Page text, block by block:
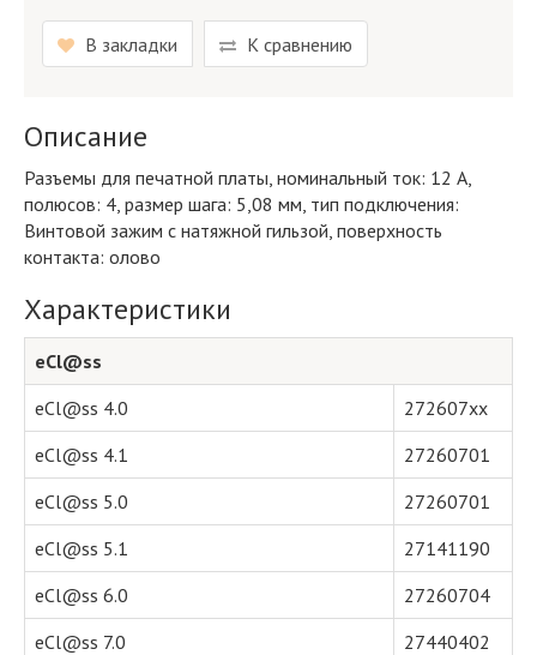
В закладки К сравнению
Описание
Разъемы для печатной платы, номинальный ток: 12 A,
полюсов: 4, размер шага: 5,08 мм, тип подключения:
Винтовой зажим с натяжной гильзой, поверхность
контакта: олово
Характеристики
eCl@ss
eCl@ss 4.0
272607xx
eCl@ss 4.1
27260701
eCl@ss 5.0
27260701
eCl@ss 5.1
27141190
eCl@ss 6.0
27260704
eCl@ss 7.0
27440402